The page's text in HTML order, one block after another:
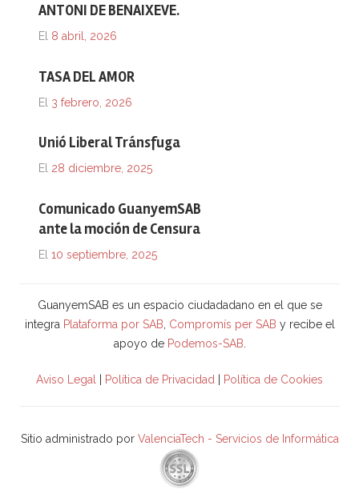
ANTONI DE BENAIXEVE.
El 8 abril, 2026
TASA DEL AMOR
El 3 febrero, 2026
Unió Liberal Tránsfuga
El 28 diciembre, 2025
Comunicado GuanyemSAB
ante la moción de Censura
El 10 septiembre, 2025
GuanyemSAB es un espacio ciudadadano en el que se
integra Plataforma por SAB Compromís per SAB y recibe el
apoyo de Podemos-SAB
Aviso Legal Política de Privacidad Política de Cookies
Sitio administrado por ValenciaTech - Servicios de Informática